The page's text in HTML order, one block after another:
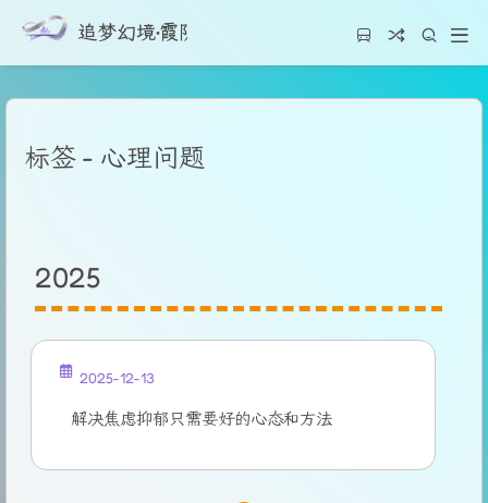
追梦幻境·霞阴云之都
标签 - 心理问题
2025
2025-12-13
解决焦虑抑郁只需要好的心态和方法